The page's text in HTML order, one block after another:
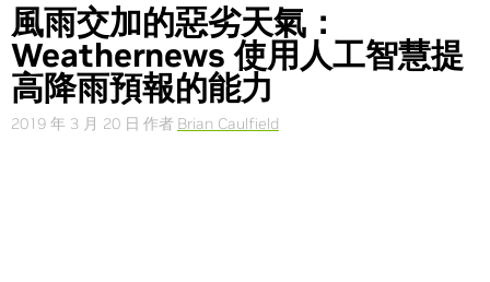
風雨交加的惡劣天氣：
Weathernews 使用人工智慧提
高降雨預報的能力
2019 年 3 月 20 日 作者 Brian Caulfield